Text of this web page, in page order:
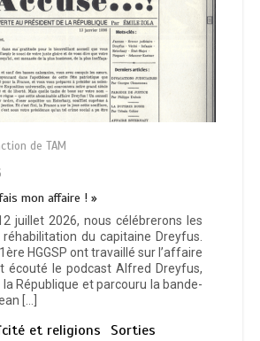
de TAM
mon affaire ! »
juillet 2026, nous célébrerons les
du capitaine Dreyfus.
HGGSP ont travaillé sur l’affaire
écouté le podcast Alfred Dreyfus,
la République et parcouru la bande-
[…]
et religions
Sorties